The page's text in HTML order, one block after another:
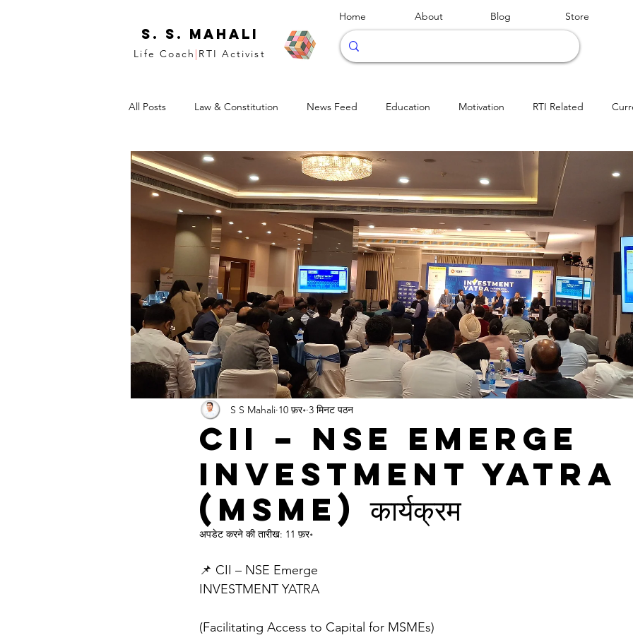
S. S. Mahali
Life Coach | RTI Activist
Home About Blog Store
All Posts Law & Constitution News Feed Education Motivation RTI Related
CII – NSE Emerge
Investment Yatra
(MSME) कार्यक्रम
S S Mahali 10 फ़र॰ 3 मिनट पठन
अपडेट करने की तारीख: 11 फ़र॰
📌 CII – NSE Emerge
INVESTMENT YATRA
(Facilitating Access to Capital for MSMEs)